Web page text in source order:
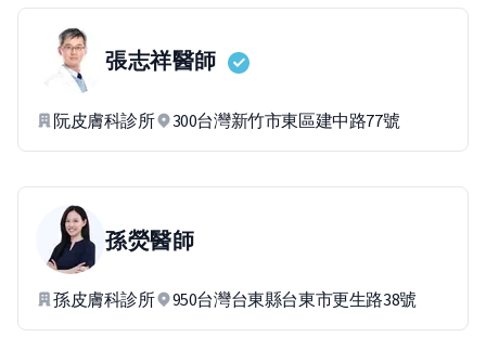
張志祥醫師
阮皮膚科診所 300台灣新竹市東區建中路77號
孫熒醫師
孫皮膚科診所 950台灣台東縣台東市更生路38號